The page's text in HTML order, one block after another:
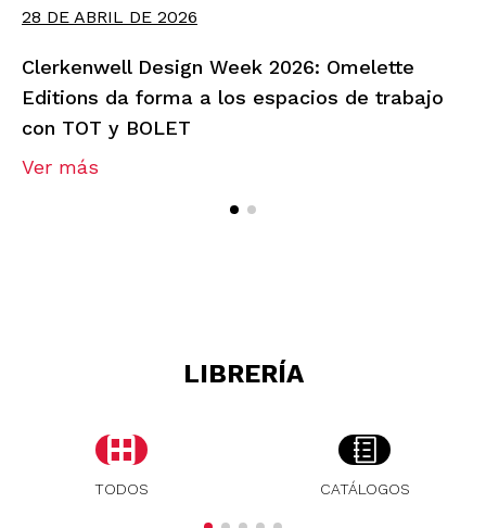
28 DE ABRIL DE 2026
Clerkenwell Design Week 2026: Omelette
Editions da forma a los espacios de trabajo
con TOT y BOLET
Ver más
LIBRERÍA
TODOS CATÁLOGOS